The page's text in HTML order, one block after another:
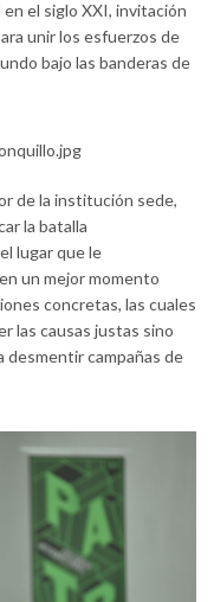
el siglo XXI, invitación
unir los esfuerzos de
bajo las banderas de
de la institución sede,
la batalla
lugar que le
un mejor momento
concretas, las cuales
las causas justas sino
desmentir campañas de